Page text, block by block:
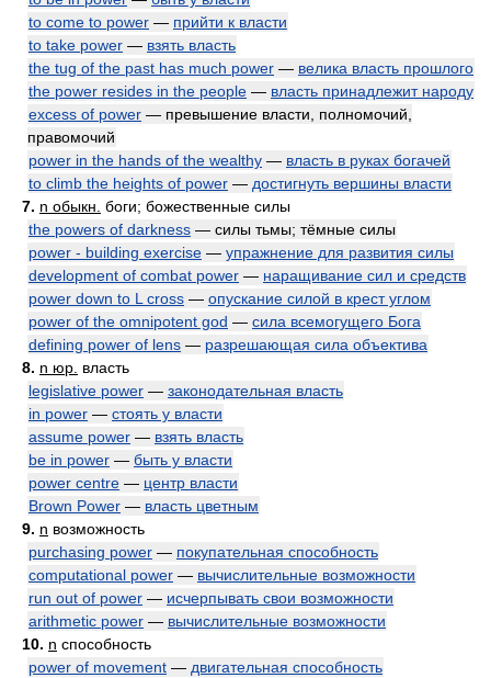
to come to power — прийти к власти
to take power — взять власть
the tug of the past has much power — велика власть прошлого
the power resides in the people — власть принадлежит народу
excess of power — превышение власти, полномочий,
правомочий
power in the hands of the wealthy — власть в руках богачей
to climb the heights of power — достигнуть вершины власти
7. n обыкн. боги; божественные силы
the powers of darkness — силы тьмы; тёмные силы
power - building exercise — упражнение для развития силы
development of combat power — наращивание сил и средств
power down to L cross — опускание силой в крест углом
power of the omnipotent god — сила всемогущего Бога
defining power of lens — разрешающая сила объектива
8. n юр. власть
legislative power — законодательная власть
in power — стоять у власти
assume power — взять власть
be in power — быть у власти
power centre — центр власти
Brown Power — власть цветным
9. n возможность
purchasing power — покупательная способность
computational power — вычислительные возможности
run out of power — исчерпывать свои возможности
arithmetic power — вычислительные возможности
10. n способность
power of movement — двигательная способность